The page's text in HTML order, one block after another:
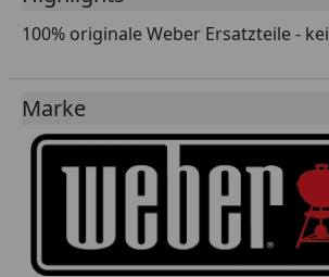
100% originale Weber Ersatzteile -
Marke